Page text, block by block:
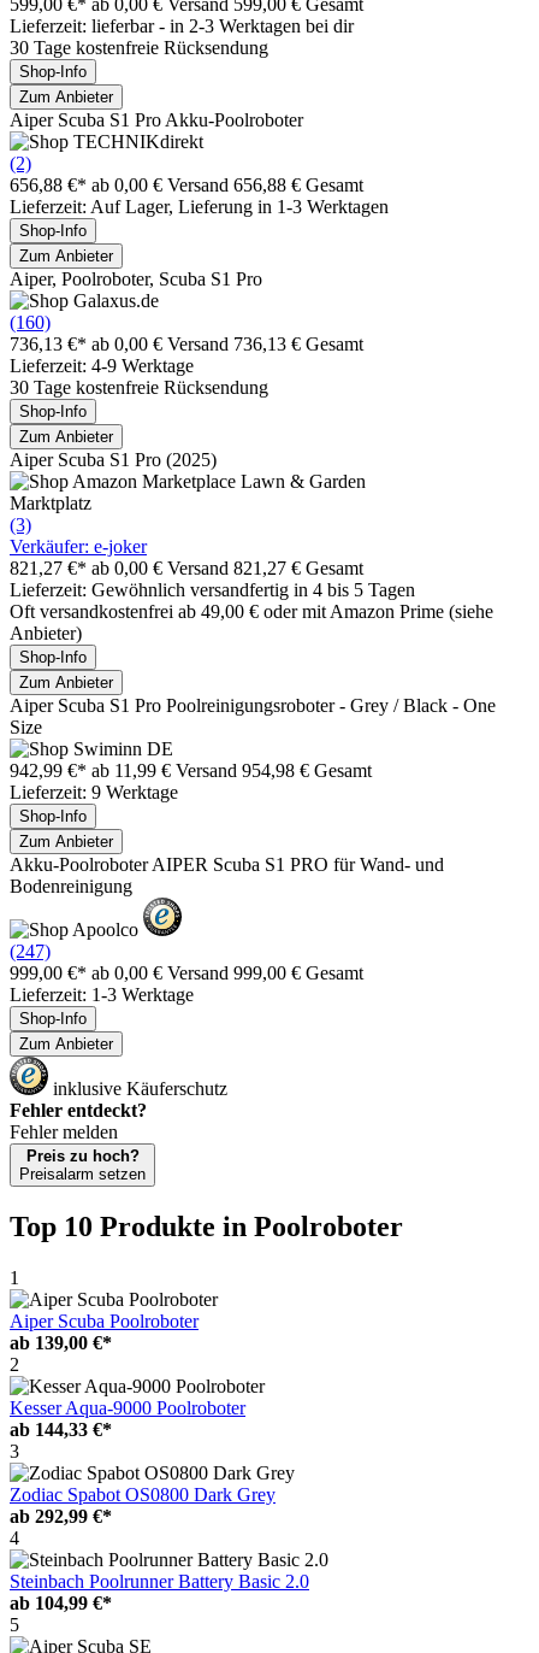
599,00 €* ab 0,00 € Versand 599,00 € Gesamt
Lieferzeit: lieferbar - in 2-3 Werktagen bei dir
30 Tage kostenfreie Rücksendung
Shop-Info
Zum Anbieter
Aiper Scuba S1 Pro Akku-Poolroboter
(2)
656,88 €* ab 0,00 € Versand 656,88 € Gesamt
Lieferzeit: Auf Lager, Lieferung in 1-3 Werktagen
Shop-Info
Zum Anbieter
Aiper, Poolroboter, Scuba S1 Pro
(160)
736,13 €* ab 0,00 € Versand 736,13 € Gesamt
Lieferzeit: 4-9 Werktage
30 Tage kostenfreie Rücksendung
Shop-Info
Zum Anbieter
Aiper Scuba S1 Pro (2025)
Marktplatz
(3)
Verkäufer: e-joker
821,27 €* ab 0,00 € Versand 821,27 € Gesamt
Lieferzeit: Gewöhnlich versandfertig in 4 bis 5 Tagen
Oft versandkostenfrei ab 49,00 € oder mit Amazon Prime (siehe
Anbieter)
Shop-Info
Zum Anbieter
Aiper Scuba S1 Pro Poolreinigungsroboter - Grey / Black - One
Size
942,99 €* ab 11,99 € Versand 954,98 € Gesamt
Lieferzeit: 9 Werktage
Shop-Info
Zum Anbieter
Akku-Poolroboter AIPER Scuba S1 PRO für Wand- und
Bodenreinigung
(247)
999,00 €* ab 0,00 € Versand 999,00 € Gesamt
Lieferzeit: 1-3 Werktage
Shop-Info
Zum Anbieter
inklusive Käuferschutz
Fehler entdeckt?
Fehler melden
Preis zu hoch?
Preisalarm setzen
Top 10 Produkte in Poolroboter
1
Aiper Scuba Poolroboter
ab 139,00 €*
2
Kesser Aqua-9000 Poolroboter
ab 144,33 €*
3
Zodiac Spabot OS0800 Dark Grey
ab 292,99 €*
4
Steinbach Poolrunner Battery Basic 2.0
ab 104,99 €*
5